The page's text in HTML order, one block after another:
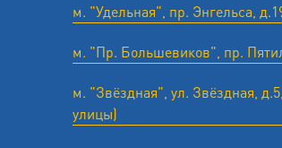
м. "Удельная", пр. Энгельса,
м. "Пр. Большевиков", пр.
м. "Звёздная", ул. Звёздная,
улицы)